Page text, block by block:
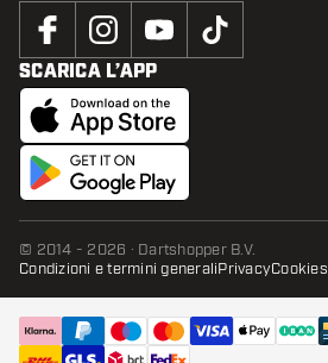
AGGIUNGI AL CARRELLO
SCARICA L’APP
© 2014 - 2026 · Dartshopper B.V.
Condizioni e termini generaliPrivacyCookies